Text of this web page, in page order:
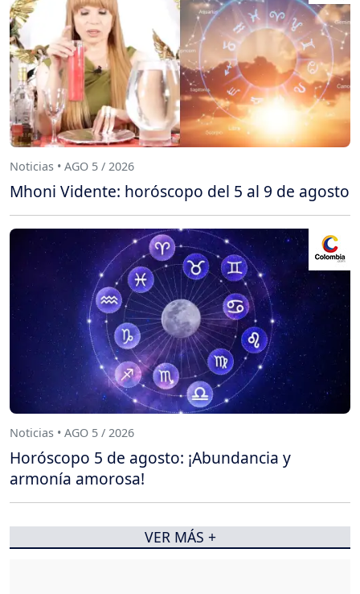
Noticias • AGO 5 / 2026
Mhoni Vidente: horóscopo del 5 al 9 de agosto
Noticias • AGO 5 / 2026
Horóscopo 5 de agosto: ¡Abundancia y
armonía amorosa!
VER MÁS +